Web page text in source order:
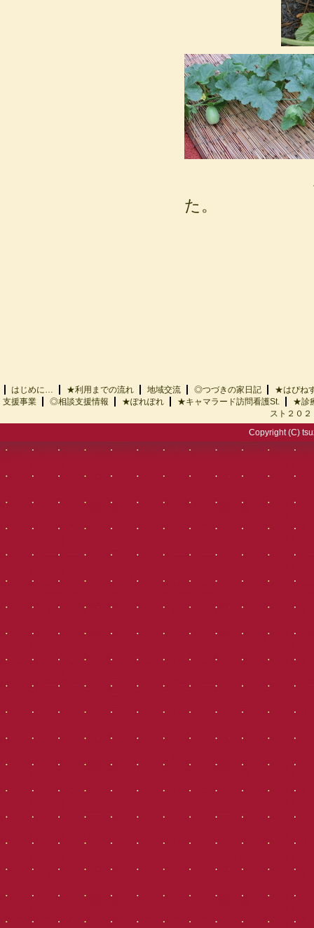
た。 僕た
はじめに… ★利用までの流れ 地域交流 ◎つづきの家日記
★はぴ
支援事業
◎相談支援情報 ★ぽれぽれ ★キャマラード訪問看護St.
★診
スト２０２
Copyright (C)